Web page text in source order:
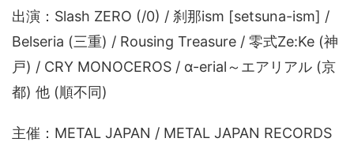
出演：Slash ZERO (/0) / 刹那ism [setsuna-ism] /
Belseria (三重) / Rousing Treasure / 零式Ze:Ke (神
戸) / CRY MONOCEROS / α-erial～エアリアル (京
都) 他 (順不同)
主催：METAL JAPAN / METAL JAPAN RECORDS